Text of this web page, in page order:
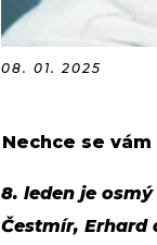
08. 01. 2025
Nechce se
8. leden je
Čestmír, Erhard